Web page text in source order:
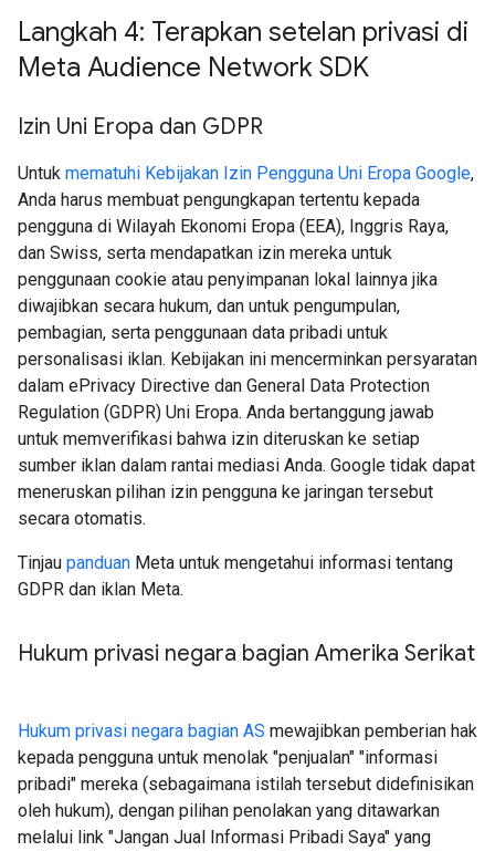
Langkah 4: Terapkan setelan privasi di
Meta Audience Network SDK
Izin Uni Eropa dan GDPR
Untuk mematuhi Kebijakan Izin Pengguna Uni Eropa Google,
Anda harus membuat pengungkapan tertentu kepada
pengguna di Wilayah Ekonomi Eropa (EEA), Inggris Raya,
dan Swiss, serta mendapatkan izin mereka untuk
penggunaan cookie atau penyimpanan lokal lainnya jika
diwajibkan secara hukum, dan untuk pengumpulan,
pembagian, serta penggunaan data pribadi untuk
personalisasi iklan. Kebijakan ini mencerminkan persyaratan
dalam ePrivacy Directive dan General Data Protection
Regulation (GDPR) Uni Eropa. Anda bertanggung jawab
untuk memverifikasi bahwa izin diteruskan ke setiap
sumber iklan dalam rantai mediasi Anda. Google tidak dapat
meneruskan pilihan izin pengguna ke jaringan tersebut
secara otomatis.
Tinjau panduan Meta untuk mengetahui informasi tentang
GDPR dan iklan Meta.
Hukum privasi negara bagian Amerika Serikat
Hukum privasi negara bagian AS mewajibkan pemberian hak
kepada pengguna untuk menolak "penjualan" "informasi
pribadi" mereka (sebagaimana istilah tersebut didefinisikan
oleh hukum), dengan pilihan penolakan yang ditawarkan
melalui link "Jangan Jual Informasi Pribadi Saya" yang